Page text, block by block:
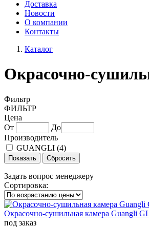
Доставка
Новости
О компании
Контакты
Каталог
Окрасочно-
Фильтр
ФИЛЬТР
Цена
От
До
Производитель
GUANGLI (4)
Задать вопрос менеджеру
Сортировка:
Окрасочно-сушильная камера Guangli
под заказ